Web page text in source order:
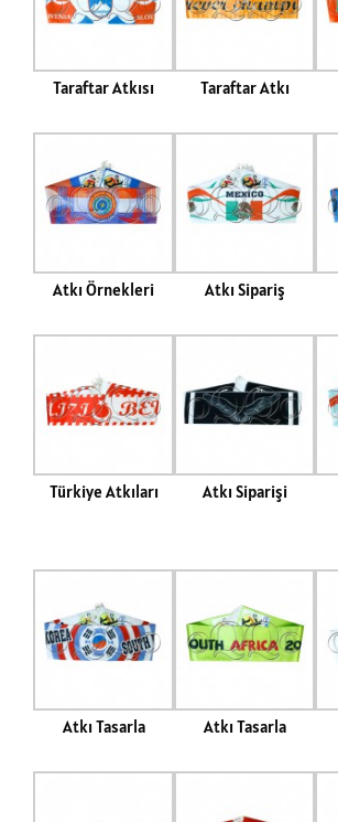
Taraftar Atkısı Taraftar Atkı
Atkı Örnekleri Atkı Sipariş
Türkiye Atkıları Atkı Siparişi
Atkı Tasarla Atkı Tasarla